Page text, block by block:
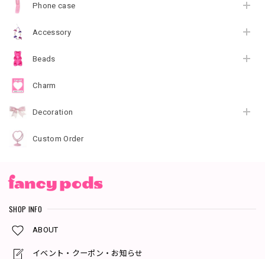
Phone case
Accessory
Beads
Charm
Decoration
Custom Order
SHOP INFO
ABOUT
イベント・クーポン・お知らせ